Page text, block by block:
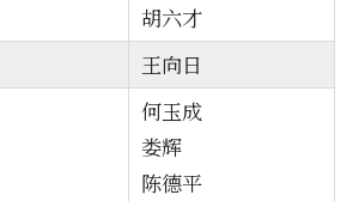
胡六才
王向日
何玉成
娄辉
陈德平